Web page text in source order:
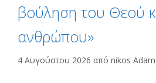
βούληση του Θεού
ανθρώπου»
4 Αυγούστου 2026 από nikos